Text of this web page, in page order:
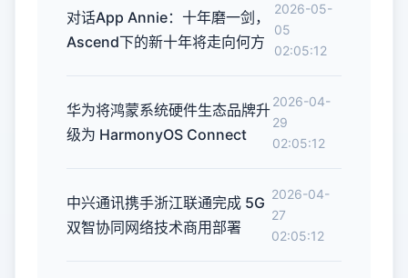
对话App Annie：十年磨一剑，
Ascend下的新十年将走向何方
2026-05-
05
02:05:12
华为将鸿蒙系统硬件生态品牌升
级为 HarmonyOS Connect
2026-04-
29
02:05:12
中兴通讯携手浙江联通完成 5G
双智协同网络技术商用部署
2026-04-
27
02:05:12